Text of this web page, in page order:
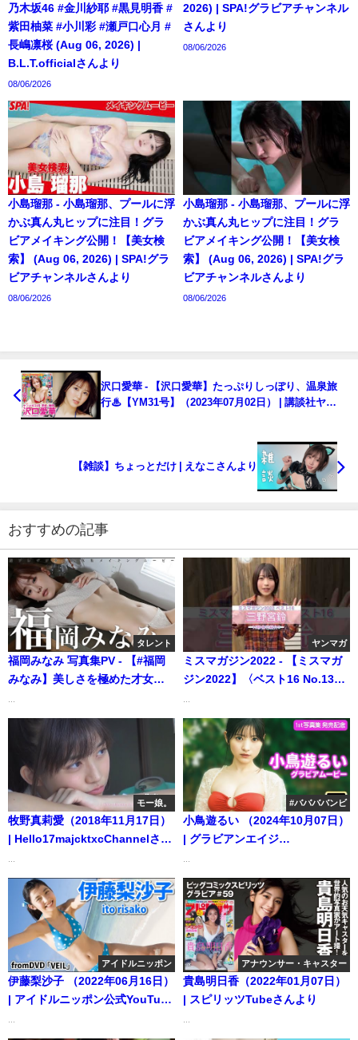
乃木坂46 #金川紗耶 #黒見明香 #
紫田柚菜 #小川彩 #瀬戸口心月 #
長嶋凛桜 (Aug 06, 2026) |
B.L.T.officialさんより
08/06/2026
2026) | SPA!グラビアチャンネル
さんより
08/06/2026
小島瑠那 - 小島瑠那、プールに浮
かぶ真ん丸ヒップに注目！グラ
ビアメイキング公開！【美女検
索】 (Aug 06, 2026) | SPA!グラ
ビアチャンネルさんより
08/06/2026
小島瑠那 - 小島瑠那、プールに浮
かぶ真ん丸ヒップに注目！グラ
ビアメイキング公開！【美女検
索】 (Aug 06, 2026) | SPA!グラ
ビアチャンネルさんより
08/06/2026
沢口愛華 - 【沢口愛華】たっぷりしっぽり、温泉旅
行♨【YM31号】（2023年07月02日） | 講談社ヤン
【雑談】ちょっとだけ | えなこさんより
おすすめの記事
タレント
福岡みなみ 写真集PV - 【#福岡
みなみ】美しさを極めた才女、3
売中！―Minami
Fukuoka（2024年05月13日） |
週プレChannel【集英社 週刊プ
レイボーイ公式】さんより
ヤンマガ
ミスマガジン2022 - 【ミスマガ
ジン2022】〈ベスト16 No.13三
講談社ヤンマガchさんより
モー娘。
牧野真莉愛（2018年11月17日）
| Hello17majcktxcChannelさん
#ババババンビ
小鳥遊るい （2024年10月07日）
| グラビアンエイジ
式CH】さんより
アイドルニッポン
伊藤梨沙子 （2022年06月16日）
| アイドルニッポン公式YouTube
アナウンサー・キャスター
貴島明日香（2022年01月07日）
| スピリッツTubeさんより